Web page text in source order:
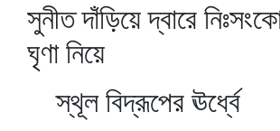
সুনীত দাঁড়িয়ে দ্বারে
ঘৃণা নিয়ে
স্থূল বিদ্রূপের ঊর্ধ্বে